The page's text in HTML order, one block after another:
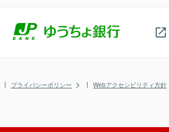
プライバシーポリシー Webアクセシビリティ方針